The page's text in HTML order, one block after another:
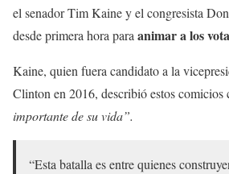
el senador Tim Kaine y el congresista
desde primera hora para animar a los
Kaine, quien fuera candidato a la
Clinton en 2016, describió estos comicios
importante de su vida”.
“Esta batalla es entre quienes